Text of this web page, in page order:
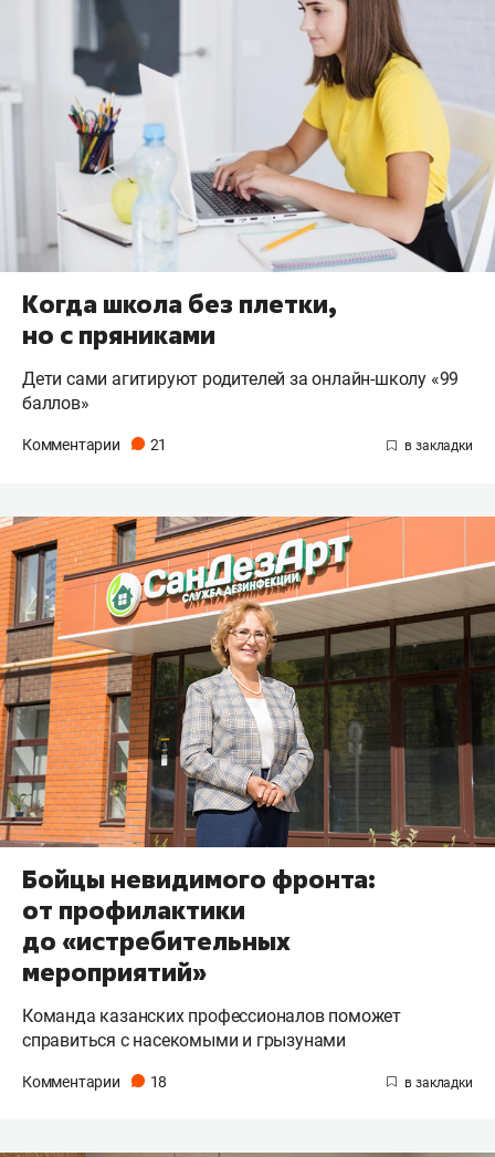
Когда школа без плетки,
но с пряниками
Дети сами агитируют родителей за онлайн-школу «99
баллов»
Комментарии 21
Бойцы невидимого фронта:
от профилактики
до «истребительных
мероприятий»
Команда казанских профессионалов поможет
справиться с насекомыми и грызунами
Комментарии 18